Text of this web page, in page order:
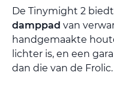
De Tinymight 2
damppad van
handgemaakte
lichter is, en een
dan die van de Frolic.